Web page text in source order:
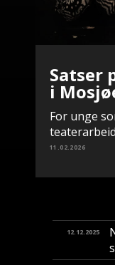
Satser
i
For unge
teaterarbeid
11.02.2026
12.12.2025